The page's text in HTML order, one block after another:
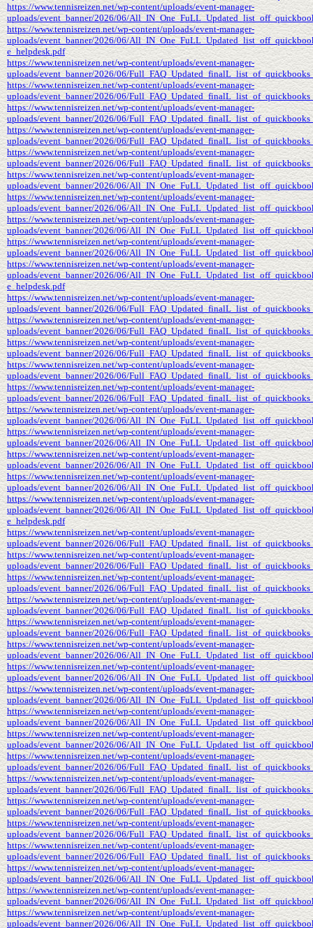
https://www.tennisreizen.net/wp-content/uploads/event-manager-
uploads/event_banner/2026/06/
https://www.tennisreizen.net/wp-content/uploads/event-manager-
uploads/event_banner/2026/06/
e_helpdesk.pdf
https://www.tennisreizen.net/wp-content/uploads/event-manager-
uploads/event_banner/2026/06/
https://www.tennisreizen.net/wp-content/uploads/event-manager-
uploads/event_banner/2026/06/
https://www.tennisreizen.net/wp-content/uploads/event-manager-
uploads/event_banner/2026/06/
https://www.tennisreizen.net/wp-content/uploads/event-manager-
uploads/event_banner/2026/06/
https://www.tennisreizen.net/wp-content/uploads/event-manager-
uploads/event_banner/2026/06/
https://www.tennisreizen.net/wp-content/uploads/event-manager-
uploads/event_banner/2026/06/
https://www.tennisreizen.net/wp-content/uploads/event-manager-
uploads/event_banner/2026/06/
https://www.tennisreizen.net/wp-content/uploads/event-manager-
uploads/event_banner/2026/06/
https://www.tennisreizen.net/wp-content/uploads/event-manager-
uploads/event_banner/2026/06/
https://www.tennisreizen.net/wp-content/uploads/event-manager-
uploads/event_banner/2026/06/
e_helpdesk.pdf
https://www.tennisreizen.net/wp-content/uploads/event-manager-
uploads/event_banner/2026/06/
https://www.tennisreizen.net/wp-content/uploads/event-manager-
uploads/event_banner/2026/06/
https://www.tennisreizen.net/wp-content/uploads/event-manager-
uploads/event_banner/2026/06/
https://www.tennisreizen.net/wp-content/uploads/event-manager-
uploads/event_banner/2026/06/
https://www.tennisreizen.net/wp-content/uploads/event-manager-
uploads/event_banner/2026/06/
https://www.tennisreizen.net/wp-content/uploads/event-manager-
uploads/event_banner/2026/06/
https://www.tennisreizen.net/wp-content/uploads/event-manager-
uploads/event_banner/2026/06/
https://www.tennisreizen.net/wp-content/uploads/event-manager-
uploads/event_banner/2026/06/
https://www.tennisreizen.net/wp-content/uploads/event-manager-
uploads/event_banner/2026/06/
https://www.tennisreizen.net/wp-content/uploads/event-manager-
uploads/event_banner/2026/06/
e_helpdesk.pdf
https://www.tennisreizen.net/wp-content/uploads/event-manager-
uploads/event_banner/2026/06/
https://www.tennisreizen.net/wp-content/uploads/event-manager-
uploads/event_banner/2026/06/
https://www.tennisreizen.net/wp-content/uploads/event-manager-
uploads/event_banner/2026/06/
https://www.tennisreizen.net/wp-content/uploads/event-manager-
uploads/event_banner/2026/06/
https://www.tennisreizen.net/wp-content/uploads/event-manager-
uploads/event_banner/2026/06/
https://www.tennisreizen.net/wp-content/uploads/event-manager-
uploads/event_banner/2026/06/
https://www.tennisreizen.net/wp-content/uploads/event-manager-
uploads/event_banner/2026/06/
https://www.tennisreizen.net/wp-content/uploads/event-manager-
uploads/event_banner/2026/06/
https://www.tennisreizen.net/wp-content/uploads/event-manager-
uploads/event_banner/2026/06/
https://www.tennisreizen.net/wp-content/uploads/event-manager-
uploads/event_banner/2026/06/
https://www.tennisreizen.net/wp-content/uploads/event-manager-
uploads/event_banner/2026/06/
https://www.tennisreizen.net/wp-content/uploads/event-manager-
uploads/event_banner/2026/06/
https://www.tennisreizen.net/wp-content/uploads/event-manager-
uploads/event_banner/2026/06/
https://www.tennisreizen.net/wp-content/uploads/event-manager-
uploads/event_banner/2026/06/
https://www.tennisreizen.net/wp-content/uploads/event-manager-
uploads/event_banner/2026/06/
https://www.tennisreizen.net/wp-content/uploads/event-manager-
uploads/event_banner/2026/06/
https://www.tennisreizen.net/wp-content/uploads/event-manager-
uploads/event_banner/2026/06/
https://www.tennisreizen.net/wp-content/uploads/event-manager-
uploads/event_banner/2026/06/